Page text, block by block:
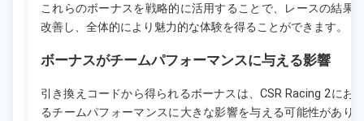
これらのボーナスを戦略的に活用することで、レースの結果
改善し、全体的により魅力的な体験を得ることができます。
ボーナスがチームパフォーマンスに与える影響
引き換えコードから得られるボーナスは、CSR Racing 2にお
るチームパフォーマンスに大きな影響を与える可能性があり